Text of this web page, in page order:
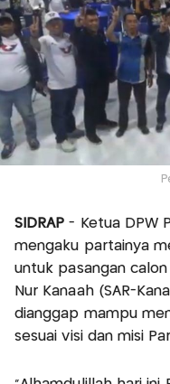
SIDRAP - Ketua DPW
mengaku partainya
untuk pasangan
Nur Kanaah (SAR-
dianggap mampu
sesuai visi dan misi